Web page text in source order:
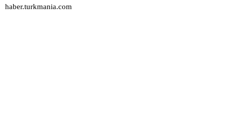
haber.turkmania.com